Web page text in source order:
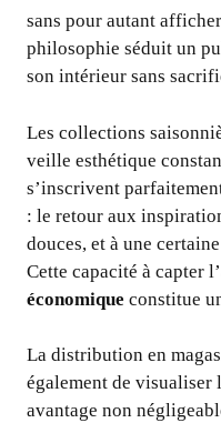
sans pour autant
philosophie séduit un
son intérieur sans
Les collections
veille esthétique
s’inscrivent
: le retour aux
douces, et à une
Cette capacité à capter
économique constitue
La distribution en
également de visualiser
avantage non